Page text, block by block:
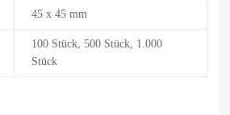
45 x 45 mm
100 Stück, 500 Stück, 1.000
Stück